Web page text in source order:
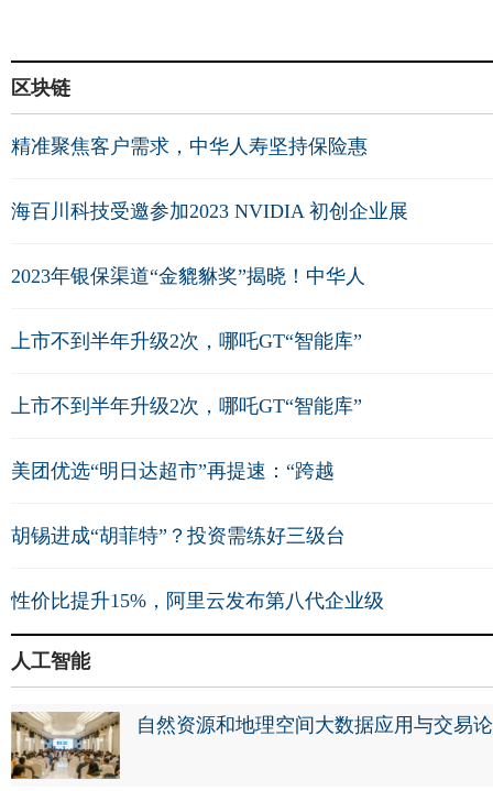
区块链
精准聚焦客户需求，中华人寿坚持保险惠
海百川科技受邀参加2023 NVIDIA 初创企业展
2023年银保渠道“金貔貅奖”揭晓！中华人
上市不到半年升级2次，哪吒GT“智能库”
上市不到半年升级2次，哪吒GT“智能库”
美团优选“明日达超市”再提速：“跨越
胡锡进成“胡菲特”？投资需练好三级台
性价比提升15%，阿里云发布第八代企业级
人工智能
自然资源和地理空间大数据应用与交易论